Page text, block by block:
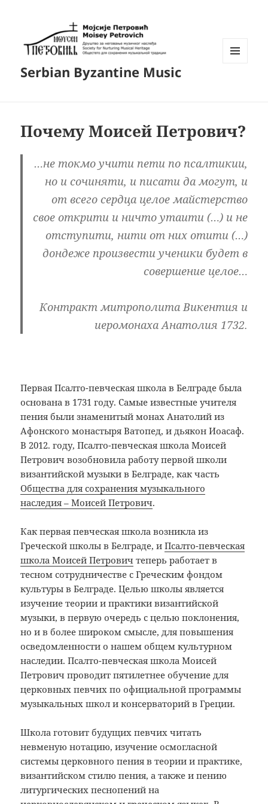
Serbian Byzantine Music
Почему Моисей Петрович?
…не токмо учити пети по псалтикии,
но и сочиняти, и писати да могут, и
от всего сердца целое майстерство
свое открити и ничто утаити (…) и не
отступити, нити от них отити (…)
дондеже произвести ученики будет в
совершение целое…
Контракт митрополита Викентия и
иеромонаха Анатолия 1732.
Первая Псалто-певческая школа в Белграде была
основана в 1731 году. Самые известные учителя
пения были знаменитый монах Анатолий из
Афонского монастыря Ватопед, и дьякон Иоасаф.
В 2012. году, Псалто-певческая школа Моисей
Петрович возобновила работу первой школи
византийской музыки в Белграде, как часть
Общества для сохранения музыкального
наследия – Моисей Петрович.
Как первая певческая школа возникла из
Греческой школы в Белграде, иПсалто-певческая
школа Моисей Петрович теперь работает в
тесном сотрудничестве с Греческим фондом
культуры в Белграде. Целью школы является
изучение теории и практики византийской
музыки, в первую очередь с целью поклонения,
но и в более широком смысле, для повышения
осведомленности о нашем общем культурном
наследии. Псалто-певческая школа Моисей
Петрович проводит пятилетнее обучение для
церковных певчих по официальной программы
музыкальных школ и консерваторий в Греции.
Школа готовит будущих певчих читать
невменую нотацию, изучение осмогласной
системы церковного пения в теории и практике,
византийском стилю пения, а также и пению
литургических песнопений на